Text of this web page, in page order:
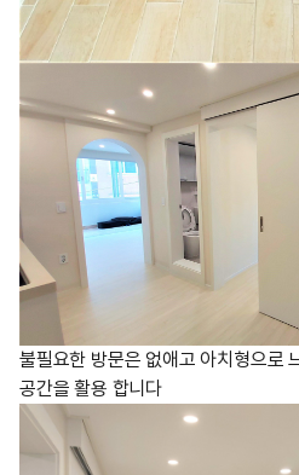
불필요한 방문은 없애고 아치형으로
공간을 활용 합니다